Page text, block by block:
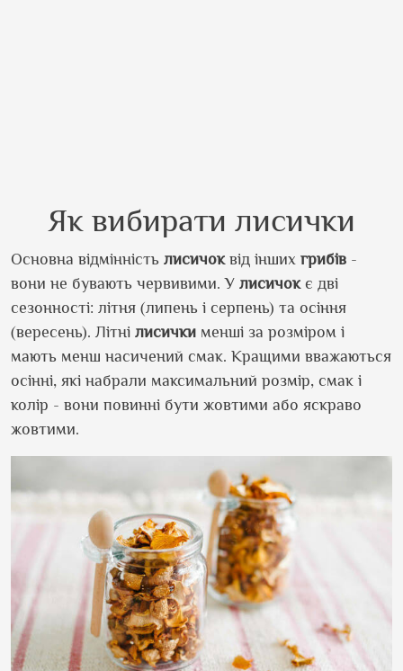
Як вибирати лисички
Основна відмінність лисичок від інших грибів -
вони не бувають червивими. У лисичок є дві
сезонності: літня (липень і серпень) та осіння
(вересень). Літні лисички менші за розміром і
мають менш насичений смак. Кращими вважаються
осінні, які набрали максимальний розмір, смак і
колір - вони повинні бути жовтими або яскраво
жовтими.